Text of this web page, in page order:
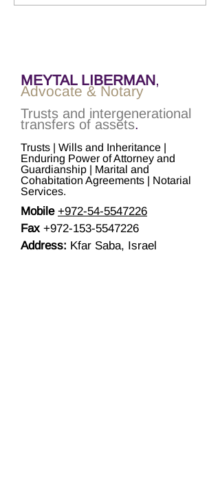
MEYTAL LIBERMAN,
Advocate & Notary
Trusts and intergenerational
transfers of assets.
Trusts | Wills and Inheritance |
Enduring Power of Attorney and
Guardianship | Marital and
Cohabitation Agreements | Notarial
Services.
Mobile +972-54-5547226
Fax +972-153-5547226
Address: Kfar Saba, Israel